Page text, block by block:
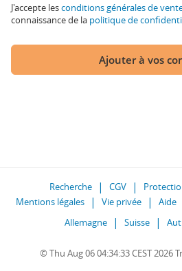
J'accepte lesconditions générales de
connaissance de la politique de
Ajouter à vos
Recherche CGV
Mentions légales
Vie privée Aide
Allemagne
Suisse
© Thu Aug 06 04:34:33 CEST 2026